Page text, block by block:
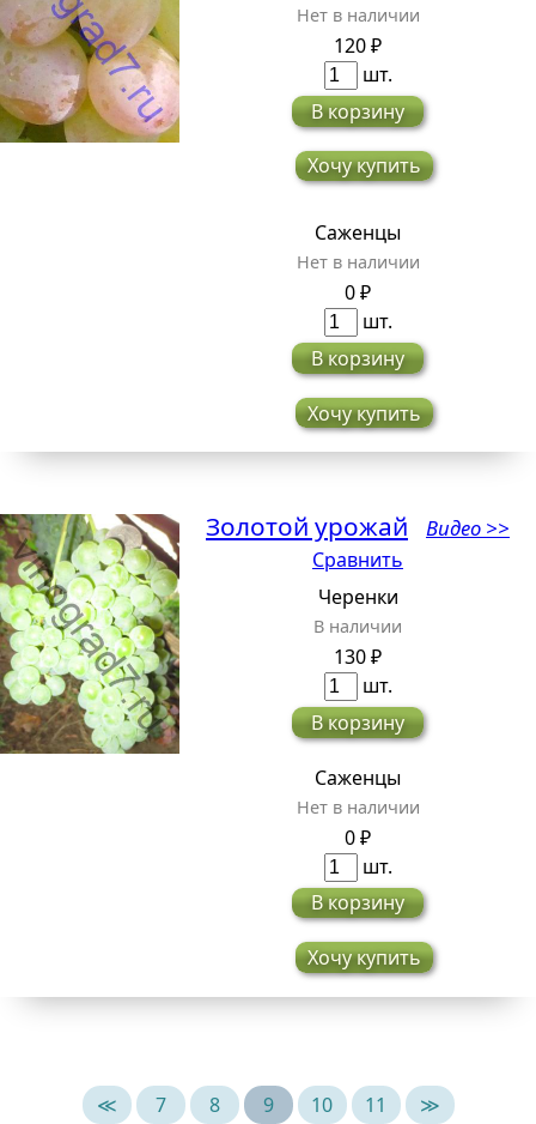
Нет в наличии
120 ₽
шт.
В корзину
Хочу купить
Саженцы
Нет в наличии
0 ₽
шт.
В корзину
Хочу купить
Золотой урожай Видео >>
Сравнить
Черенки
В наличии
130 ₽
шт.
В корзину
Саженцы
Нет в наличии
0 ₽
шт.
В корзину
Хочу купить
≪ 7 8 9 10 11 ≫